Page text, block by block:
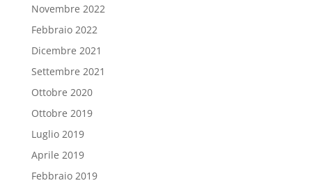
Novembre 2022
Febbraio 2022
Dicembre 2021
Settembre 2021
Ottobre 2020
Ottobre 2019
Luglio 2019
Aprile 2019
Febbraio 2019